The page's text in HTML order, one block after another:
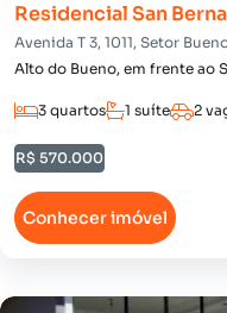
Residencial San
Avenida T 3, 1011, Setor
Alto do Bueno, em frente ao
3 quartos 1 suíte 2
R$ 570.000
Conhecer imóvel